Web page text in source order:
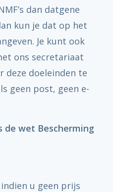
dan datgene
kun je dat op het
Je kunt ook
ons secretariaat
deze doeleinden te
geen post, geen e-
de wet Bescherming
u geen prijs